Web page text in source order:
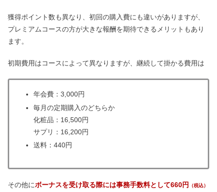
獲得ポイント数も異なり、初回の購入費にも違いがありますが、
プレミアムコースの方が大きな報酬を期待できるメリットもあり
ます。
初期費用はコースによって異なりますが、継続して掛かる費用は
年会費：3,000円
毎月の定期購入のどちらか
化粧品：16,500円
サプリ：16,200円
送料：440円
その他にボーナスを受け取る際には事務手数料として660円 （税込）